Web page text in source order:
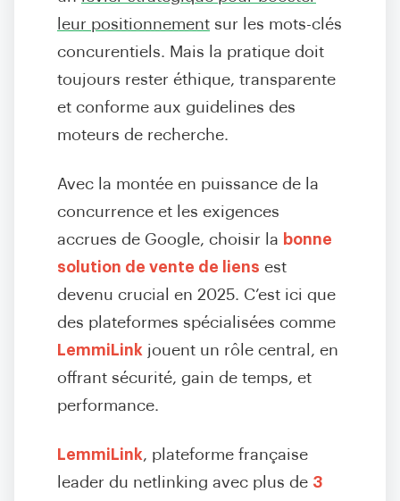
leur positionnement sur les mots-clés
concurentiels. Mais la pratique doit
toujours rester éthique, transparente
et conforme aux guidelines des
moteurs de recherche.
Avec la montée en puissance de la
concurrence et les exigences
accrues de Google, choisir la bonne
solution de vente de liens est
devenu crucial en 2025. C’est ici que
des plateformes spécialisées comme
LemmiLink jouent un rôle central, en
offrant sécurité, gain de temps, et
performance.
LemmiLink, plateforme française
leader du netlinking avec plus de 3